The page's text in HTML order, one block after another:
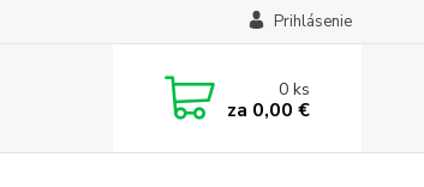
Prihlásenie
0ks
za 0,00 €